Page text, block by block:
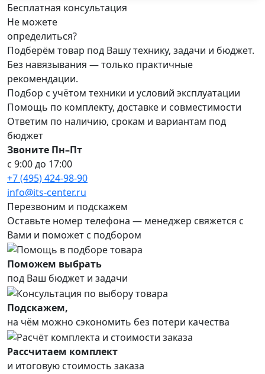
Бесплатная консультация
Не можете
определиться?
Подберём товар под Вашу технику, задачи и бюджет.
Без навязывания — только практичные
рекомендации.
Подбор с учётом техники и условий эксплуатации
Помощь по комплекту, доставке и совместимости
Ответим по наличию, срокам и вариантам под
бюджет
Звоните Пн–Пт
с 9:00 до 17:00
+7 (495) 424-98-90
info@its-center.ru
Перезвоним и подскажем
Оставьте номер телефона — менеджер свяжется с
Вами и поможет с подбором
Поможем выбрать
под Ваш бюджет и задачи
Подскажем,
на чём можно сэкономить без потери качества
Рассчитаем комплект
и итоговую стоимость заказа